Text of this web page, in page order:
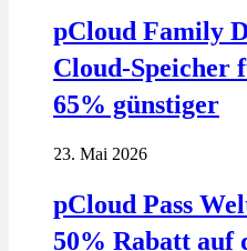
pCloud Family
Cloud-Speicher
65% günstiger
23. Mai 2026
pCloud Pass
50% Rabatt auf